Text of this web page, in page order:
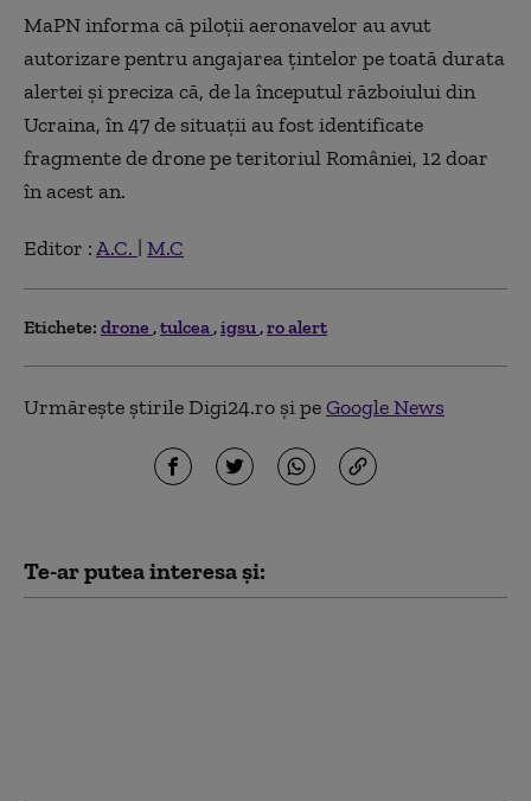
MaPN informa că piloţii aeronavelor au avut
autorizare pentru angajarea ţintelor pe toată durata
alertei şi preciza că, de la începutul războiului din
Ucraina, în 47 de situaţii au fost identificate
fragmente de drone pe teritoriul României, 12 doar
în acest an.
Editor :A.C. | M.C
Etichete: drone tulcea igsu ro alert
Urmărește știrile Digi24.ro și peGoogle News
Te-ar putea interesa și: